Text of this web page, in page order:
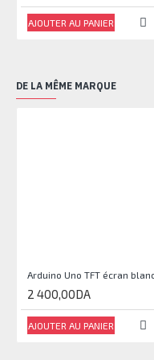
AJOUTER AU PANIER
DE LA MÊME MARQUE
2 400,00DA
AJOUTER AU PANIER